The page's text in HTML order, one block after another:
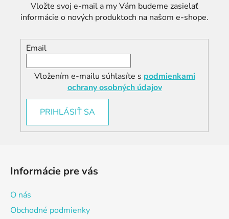
Vložte svoj e-mail a my Vám budeme zasielať
informácie o nových produktoch na našom e-shope.
Email
Vložením e-mailu súhlasíte s podmienkami
ochrany osobných údajov
PRIHLÁSIŤ SA
Informácie pre vás
O nás
Obchodné podmienky